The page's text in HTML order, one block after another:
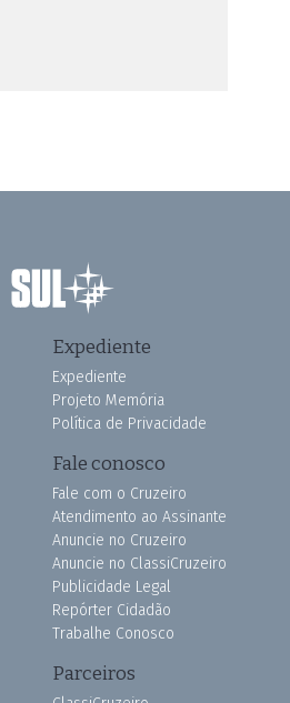
Expediente
Expediente
Projeto Memória
Política de Privacidade
Fale conosco
Fale com o Cruzeiro
Atendimento ao Assinante
Anuncie no Cruzeiro
Anuncie no ClassiCruzeiro
Publicidade Legal
Repórter Cidadão
Trabalhe Conosco
Parceiros